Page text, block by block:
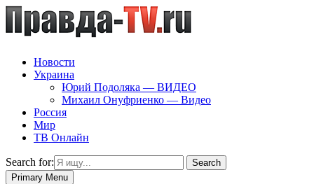
Новости
Украина
Юрий Подоляка — ВИДЕО
Михаил Онуфриенко — Видео
Россия
Мир
ТВ Онлайн
Search for:
Search
Primary Menu